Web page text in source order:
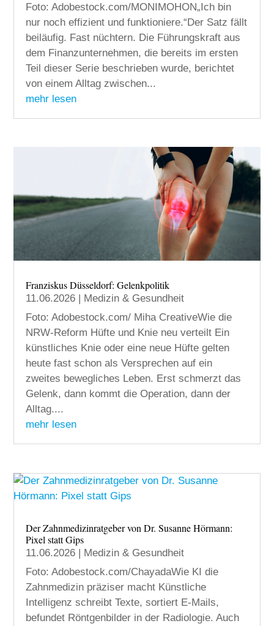
Foto: Adobestock.com/MONIMOHON„Ich bin
nur noch effizient und funktioniere.“Der Satz fällt
beiläufig. Fast nüchtern. Die Führungskraft aus
dem Finanzunternehmen, die bereits im ersten
Teil dieser Serie beschrieben wurde, berichtet
von einem Alltag zwischen...
mehr lesen
Franziskus Düsseldorf: Gelenkpolitik
11.06.2026
Medizin & Gesundheit
Foto: Adobestock.com/ Miha CreativeWie die
NRW-Reform Hüfte und Knie neu verteilt Ein
künstliches Knie oder eine neue Hüfte gelten
heute fast schon als Versprechen auf ein
zweites bewegliches Leben. Erst schmerzt das
Gelenk, dann kommt die Operation, dann der
Alltag....
mehr lesen
Der Zahnmedizinratgeber von Dr. Susanne Hörmann:
Pixel statt Gips
11.06.2026 | Medizin & Gesundheit
Foto: Adobestock.com/ChayadaWie KI die
Zahnmedizin präziser macht Künstliche
Intelligenz schreibt Texte, sortiert E-Mails,
befundet Röntgenbilder in der Radiologie. Auch